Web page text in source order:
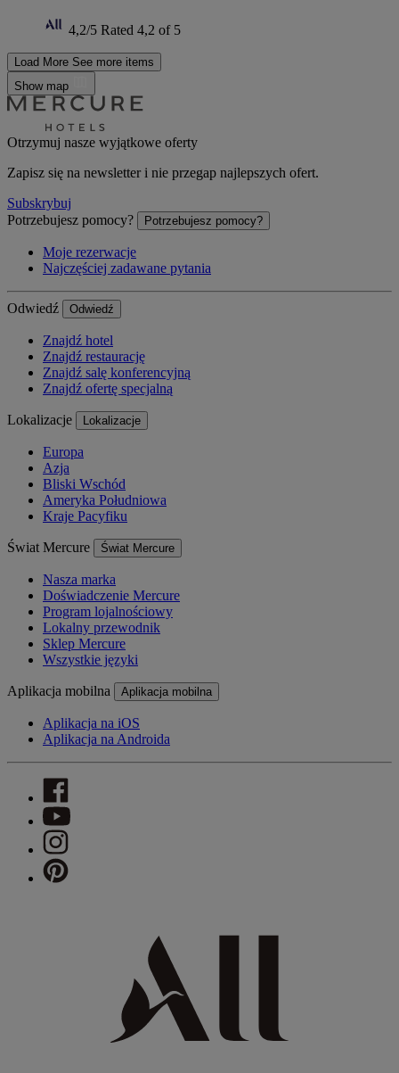
4,2/5 Rated 4,2 of 5
Load More See more items
Show map
Otrzymuj nasze wyjątkowe oferty
Zapisz się na newsletter i nie przegap najlepszych ofert.
Subskrybuj
Potrzebujesz pomocy?
Potrzebujesz pomocy?
Moje rezerwacje
Najczęściej zadawane pytania
Odwiedź Odwiedź
Znajdź hotel
Znajdź restaurację
Znajdź salę konferencyjną
Znajdź ofertę specjalną
Lokalizacje Lokalizacje
Europa
Azja
Bliski Wschód
Ameryka Południowa
Kraje Pacyfiku
Świat Mercure Świat Mercure
Nasza marka
Doświadczenie Mercure
Program lojalnościowy
Lokalny przewodnik
Sklep Mercure
Wszystkie języki
Aplikacja mobilna Aplikacja mobilna
Aplikacja na iOS
Aplikacja na Androida